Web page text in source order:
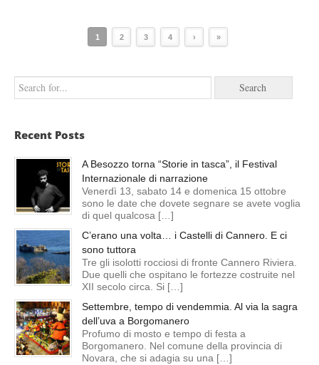
1 2 3 4 › »
Recent Posts
A Besozzo torna “Storie in tasca”, il Festival
Internazionale di narrazione
Venerdì 13, sabato 14 e domenica 15 ottobre
sono le date che dovete segnare se avete voglia
di quel qualcosa […]
C’erano una volta… i Castelli di Cannero. E ci
sono tuttora
Tre gli isolotti rocciosi di fronte Cannero Riviera.
Due quelli che ospitano le fortezze costruite nel
XII secolo circa. Si […]
Settembre, tempo di vendemmia. Al via la sagra
dell’uva a Borgomanero
Profumo di mosto e tempo di festa a
Borgomanero. Nel comune della provincia di
Novara, che si adagia su una […]